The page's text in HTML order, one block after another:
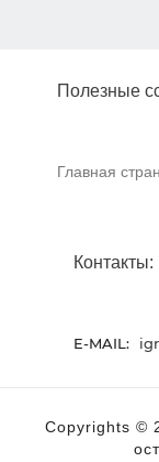
Полезные
Главная
Контакты:
E-MAIL:
Copyrights ©